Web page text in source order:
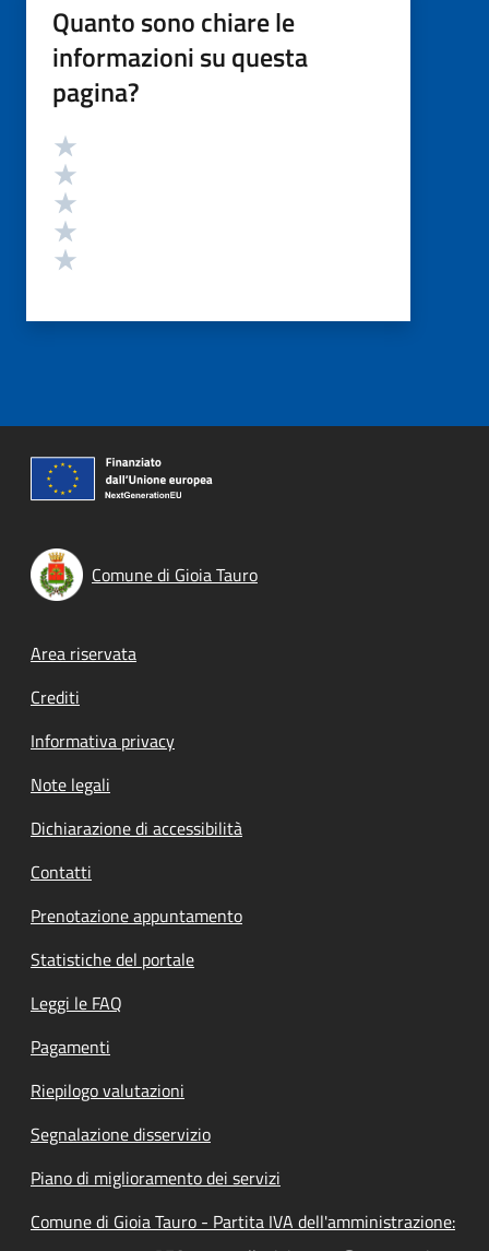
Quanto sono chiare le
informazioni su questa
pagina?
Valutazione
Comune di Gioia Tauro
Footer menu
Area riservata
Crediti
Informativa privacy
Note legali
Dichiarazione di accessibilità
Contatti
Prenotazione appuntamento
Statistiche del portale
Leggi le FAQ
Pagamenti
Riepilogo valutazioni
Segnalazione disservizio
Piano di miglioramento dei servizi
Comune di Gioia Tauro - Partita IVA dell'amministrazione: